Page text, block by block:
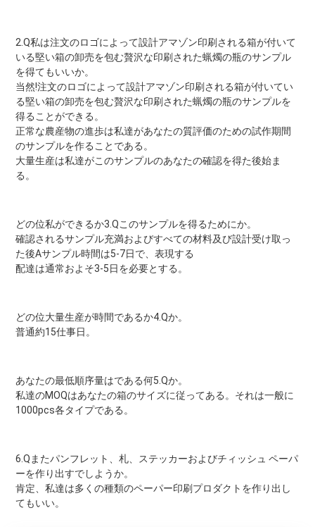
2.Q私は注文のロゴによって設計アマゾン印刷される箱が付いて
いる堅い箱の卸売を包む贅沢な印刷された蝋燭の瓶のサンプル
を得てもいいか。
当然!注文のロゴによって設計アマゾン印刷される箱が付いてい
る堅い箱の卸売を包む贅沢な印刷された蝋燭の瓶のサンプルを
得ることができる。
正常な農産物の進歩は私達があなたの質評価のための試作期間
のサンプルを作ることである。
大量生産は私達がこのサンプルのあなたの確認を得た後始ま
る。
どの位私ができるか3.Qこのサンプルを得るためにか。
確認されるサンプル充満およびすべての材料及び設計受け取っ
た後Aサンプル時間は5-7日で、表現する
配達は通常およそ3-5日を必要とする。
どの位大量生産が時間であるか4.Qか。
普通約15仕事日。
あなたの最低順序量はである何5.Qか。
私達のMOQはあなたの箱のサイズに従ってある。それは一般に
1000pcs各タイプである。
6.Qまたパンフレット、札、ステッカーおよびチィッシュ ペーパ
ーを作り出すでしようか。
肯定、私達は多くの種類のペーパー印刷プロダクトを作り出し
てもいい。